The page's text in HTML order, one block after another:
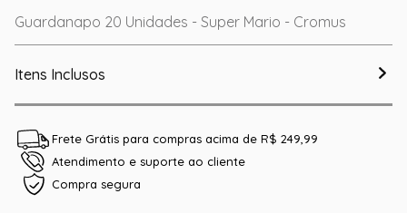
Guardanapo 20 Unidades - Super Mario - Cromus
Itens Inclusos
Frete Grátis para compras acima de R$ 249,99
Atendimento e suporte ao cliente
Compra segura